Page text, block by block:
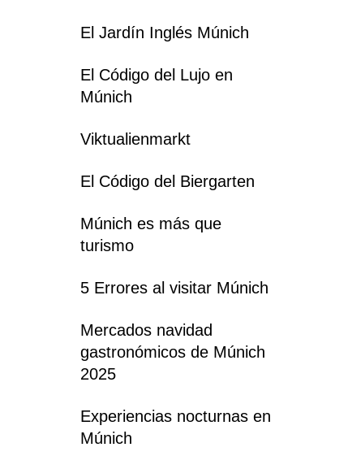
El Jardín Inglés Múnich
El Código del Lujo en
Múnich
Viktualienmarkt
El Código del Biergarten
Múnich es más que
turismo
5 Errores al visitar Múnich
Mercados navidad
gastronómicos de Múnich
2025
Experiencias nocturnas en
Múnich